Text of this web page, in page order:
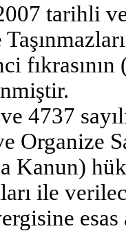
tarihli ve
4737
Organize
Kanun)
ile